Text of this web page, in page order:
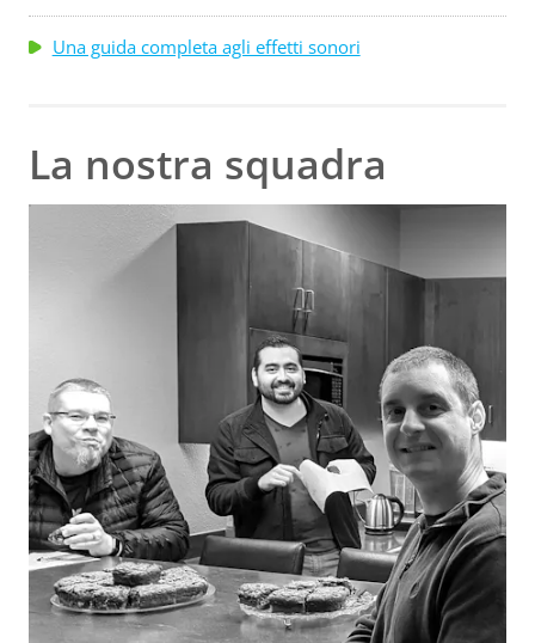
Una guida completa agli effetti sonori
La nostra squadra